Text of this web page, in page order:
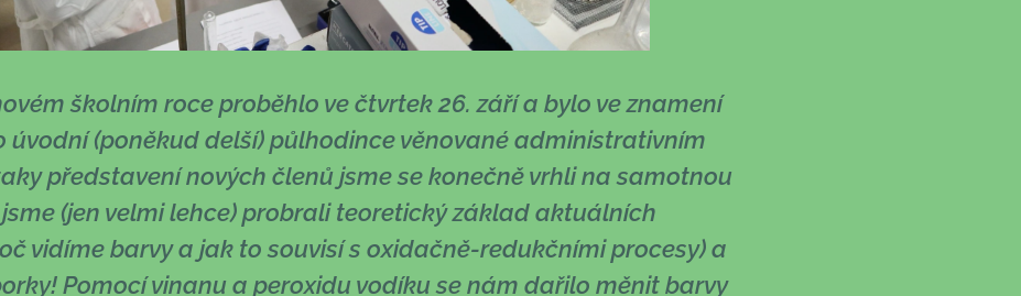
školním roce proběhlo ve čtvrtek 26. září a bylo ve znamení
úvodní (poněkud delší) půlhodince věnované administrativním
představení nových členů jsme se konečně vrhli na samotnou
(jen velmi lehce) probrali teoretický základ aktuálních
vidíme barvy a jak to souvisí s oxidačně-redukčními procesy) a
Pomocí vinanu a peroxidu vodíku se nám dařilo měnit barvy